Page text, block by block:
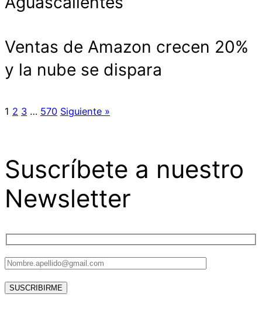
Ventas de Amazon crecen 20%
y la nube se dispara
1 2 3 … 570 Siguiente »
Suscríbete a nuestro
Newsletter